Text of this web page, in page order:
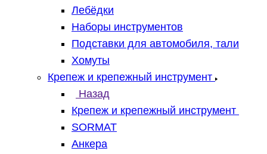
Лебёдки
Наборы инструментов
Подставки для автомобиля, тали
Хомуты
Крепеж и крепежный инструмент
Назад
Крепеж и крепежный инструмент
SORMAT
Анкера